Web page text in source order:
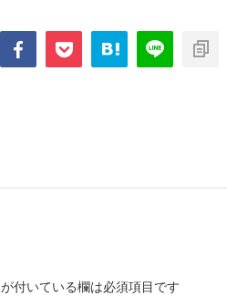
が付いている欄は必須項目です